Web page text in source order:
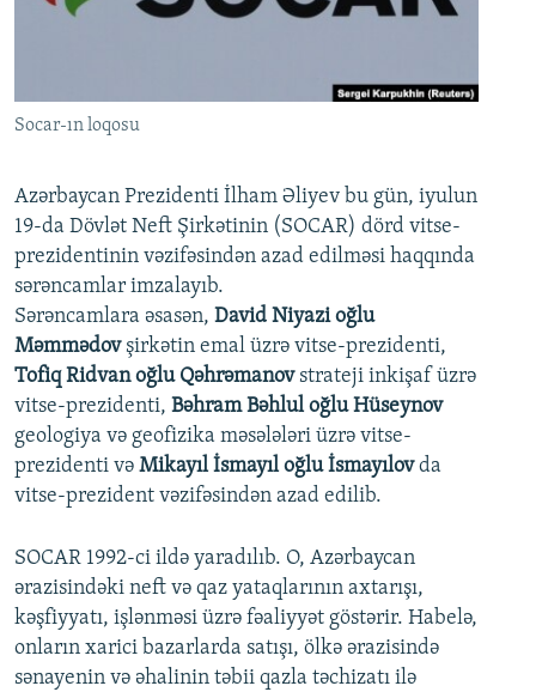
İNFOQRAFIKA
AZƏRBAYCAN ƏDƏBIYYATI KITABXANASI
MISSIYAMIZ
BIZIMLƏ ƏLAQƏ
XƏBƏR BÜLLETENLƏRIMIZ
Socar-ın loqosu
Azərbaycan Prezidenti İlham Əliyev bu gün, iyulun
19-da Dövlət Neft Şirkətinin (SOCAR) dörd vitse-
prezidentinin vəzifəsindən azad edilməsi haqqında
sərəncamlar imzalayıb.
Sərəncamlara əsasən, David Niyazi oğlu
Məmmədovşirkətin emal üzrə vitse-prezidenti,
Tofiq Ridvan oğlu Qəhrəmanovstrateji inkişaf üzrə
vitse-prezidenti, Bəhram Bəhlul oğlu Hüseynov
geologiya və geofizika məsələləri üzrə vitse-
prezidenti və Mikayıl İsmayıl oğlu İsmayılovda
vitse-prezident vəzifəsindən azad edilib.
SOCAR 1992-ci ildə yaradılıb. O, Azərbaycan
ərazisindəki neft və qaz yataqlarının axtarışı,
kəşfiyyatı, işlənməsi üzrə fəaliyyət göstərir. Habelə,
onların xarici bazarlarda satışı, ölkə ərazisində
sənayenin və əhalinin təbii qazla təchizatı ilə